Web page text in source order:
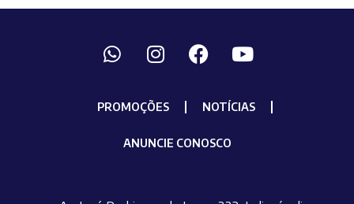
PROMOÇÕES NOTÍCIAS
ANUNCIE CONOSCO